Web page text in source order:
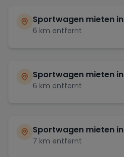
Sportwagen mieten in
6 km entfernt
Sportwagen mieten in
6 km entfernt
Sportwagen mieten in
7 km entfernt